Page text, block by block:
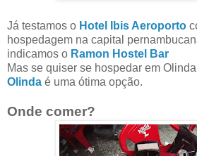
Já testamos o Hotel Ibis Aeroporto
hospedagem na capital
indicamos o Ramon Hostel Bar
Mas se quiser se hospedar em
Olinda é uma ótima opção.
Onde comer?